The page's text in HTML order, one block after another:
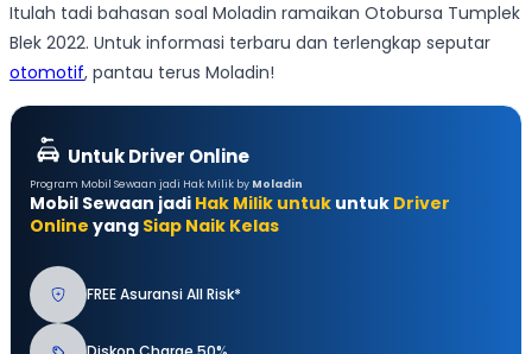
Itulah tadi bahasan soal Moladin ramaikan Otobursa Tumplek
Blek 2022. Untuk informasi terbaru dan terlengkap seputar
otomotif, pantau terus Moladin!
Untuk Driver Online
Program Mobil Sewaan jadi Hak Milik by Moladin
Mobil Sewaan jadi Hak Milik untuk untuk Driver
Online yang Siap Naik Kelas
FREE Asuransi All Risk*